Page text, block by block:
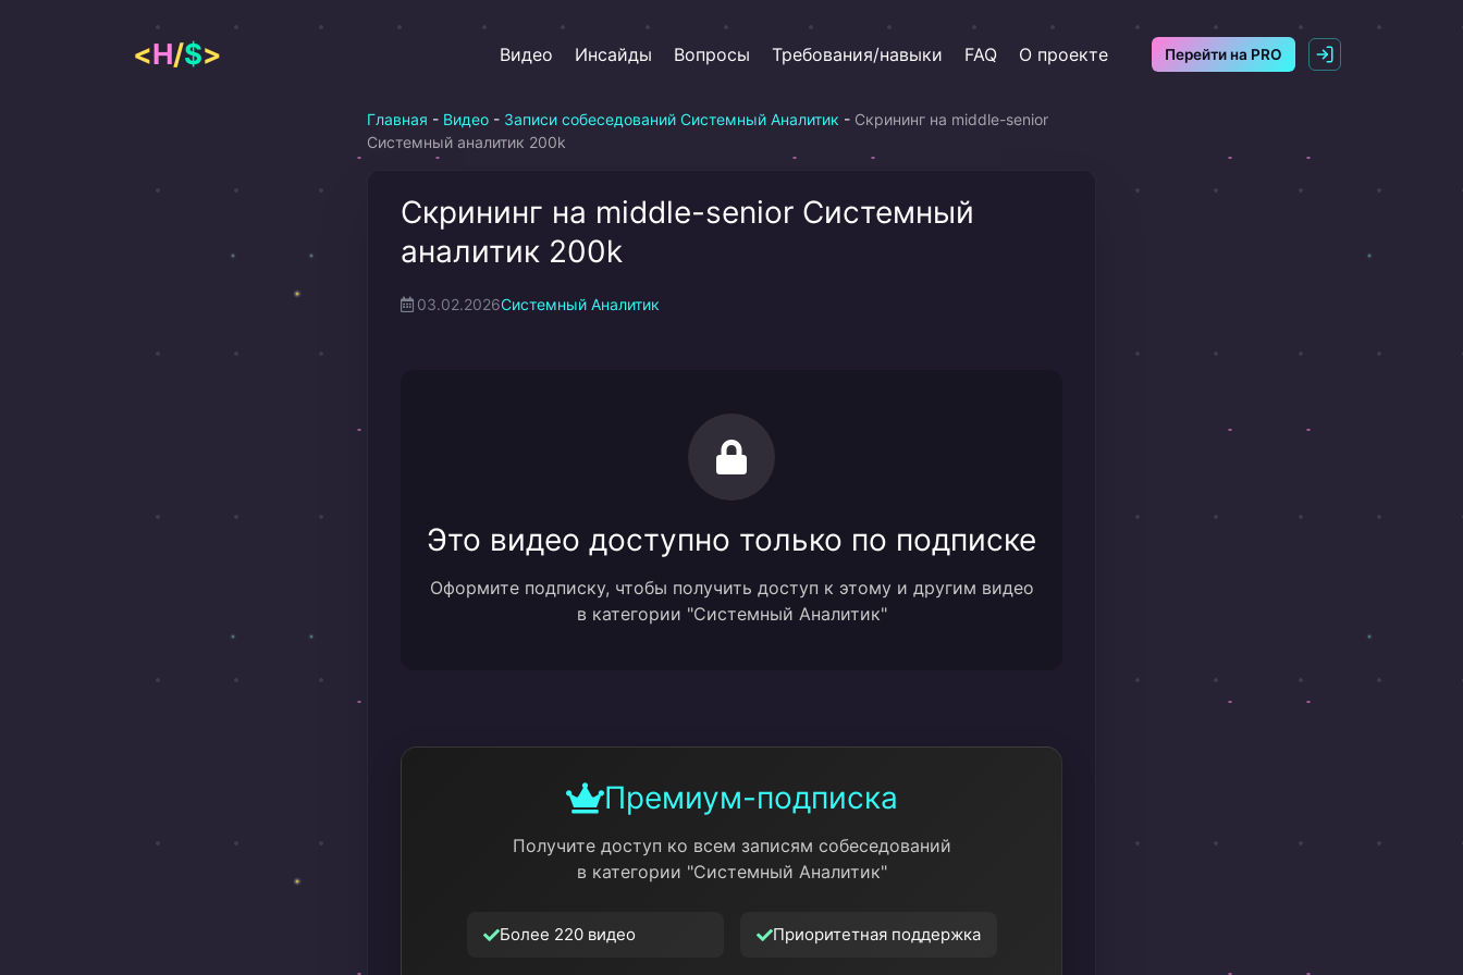
содержимому
<H/$> Видео Инсайды Вопросы Требования/навыки FAQ О проекте Перейти на PRO
Главная - Видео - Записи собеседований Системный Аналитик - Скрининг на middle-senior
Системный аналитик 200k
Скрининг на middle-senior Системный
аналитик 200k
03.02.2026Системный Аналитик
Это видео доступно только по подписке
Оформите подписку, чтобы получить доступ к этому и другим видео
в категории "Системный Аналитик"
Премиум-подписка
Получите доступ ко всем записям собеседований
в категории "Системный Аналитик"
Более 220 видео Приоритетная поддержка